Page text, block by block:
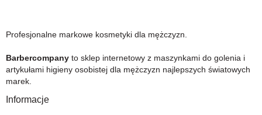
Profesjonalne markowe kosmetyki dla mężczyzn.
Barbercompany to sklep internetowy z maszynkami do golenia i
artykułami higieny osobistej dla mężczyzn najlepszych światowych
marek.
Informacje